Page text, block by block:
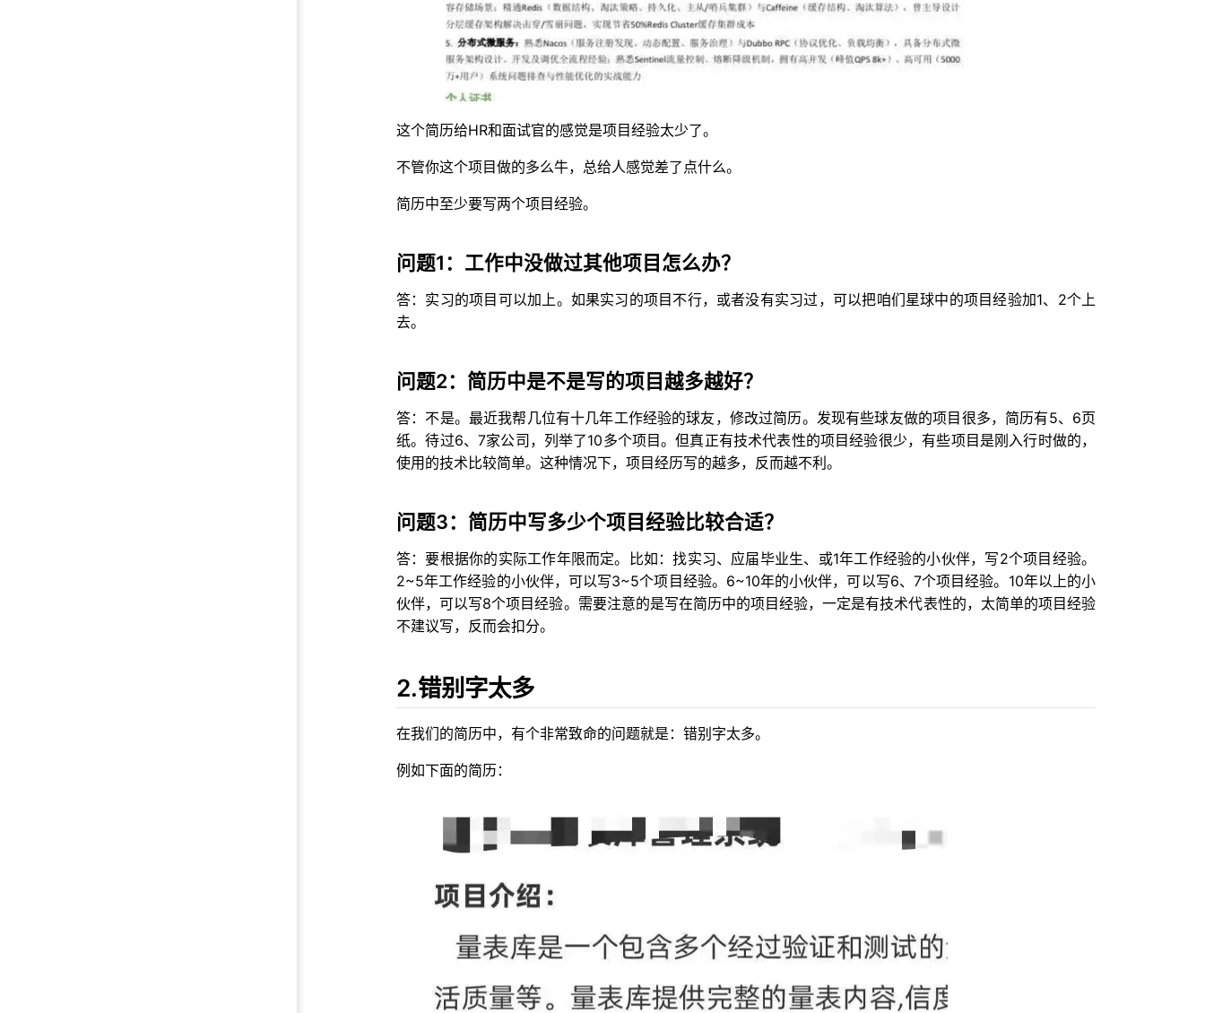
这个简历给HR和面试官的感觉是项目经验太少了。
不管你这个项目做的多么牛，总给人感觉差了点什么。
简历中至少要写两个项目经验。
问题1：工作中没做过其他项目怎么办？
答：实习的项目可以加上。如果实习的项目不行，或者没有实习过，可以把咱们星球中的项目经验加1、2个上
去。
问题2：简历中是不是写的项目越多越好？
答：不是。最近我帮几位有十几年工作经验的球友，修改过简历。发现有些球友做的项目很多，简历有5、6页
纸。待过6、7家公司，列举了10多个项目。但真正有技术代表性的项目经验很少，有些项目是刚入行时做的，
使用的技术比较简单。这种情况下，项目经历写的越多，反而越不利。
问题3：简历中写多少个项目经验比较合适？
答：要根据你的实际工作年限而定。比如：找实习、应届毕业生、或1年工作经验的小伙伴，写2个项目经验。
2~5年工作经验的小伙伴，可以写3~5个项目经验。6~10年的小伙伴，可以写6、7个项目经验。10年以上的小
伙伴，可以写8个项目经验。需要注意的是写在简历中的项目经验，一定是有技术代表性的，太简单的项目经验
不建议写，反而会扣分。
2.错别字太多
在我们的简历中，有个非常致命的问题就是：错别字太多。
例如下面的简历：